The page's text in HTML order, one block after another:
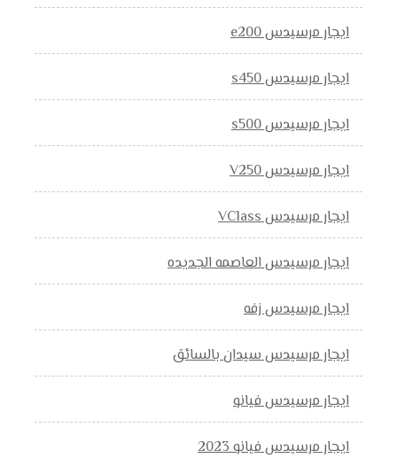
ايجار مرسيدس e200
ايجار مرسيدس s450
ايجار مرسيدس s500
ايجار مرسيدس V250
ايجار مرسيدس VClass
ايجار مرسيدس العاصمه الجديده
ايجار مرسيدس زفه
ايجار مرسيدس سيدان بالسائق
ايجار مرسيدس فيانو
ايجار مرسيدس فيانو 2023